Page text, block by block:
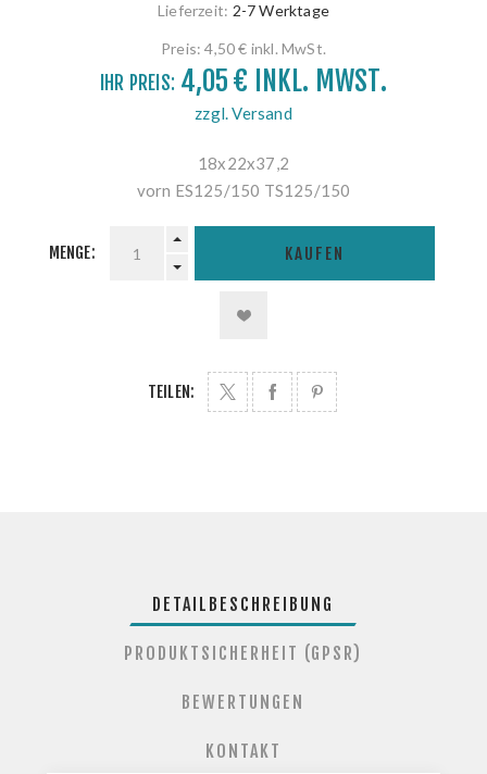
Lieferzeit: 2-7 Werktage
Preis: 4,50 € inkl. MwSt.
IHR PREIS: 4,05 € INKL. MWST.
zzgl. Versand
18x22x37,2
vorn ES125/150 TS125/150
MENGE: KAUFEN
TEILEN:
DETAILBESCHREIBUNG
PRODUKTSICHERHEIT (GPSR)
BEWERTUNGEN
KONTAKT